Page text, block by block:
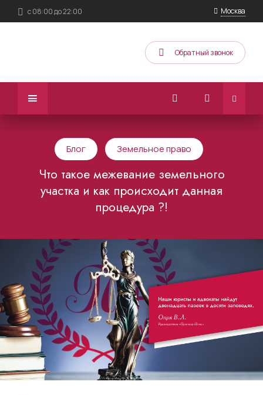
с 08:00 до 22:00 Москва
Обратный звонок
Блог Земельное право
Что такое межевание земельного
участка и как происходит данная
процедура ?!